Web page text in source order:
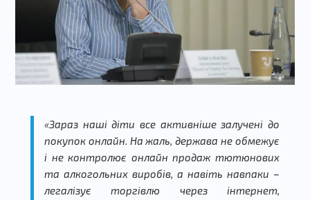
«Зараз наші діти все активніше залучені до
покупок онлайн. На жаль, держава не обмежує
і не контролює онлайн продаж тютюнових
та алкогольних виробів, а навіть навпаки –
легалізує торгівлю через інтернет,